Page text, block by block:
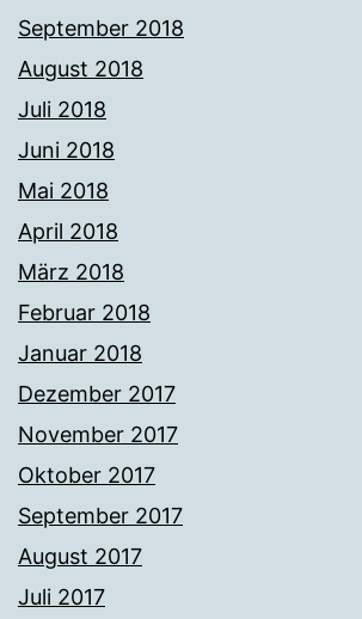
September 2018
August 2018
Juli 2018
Juni 2018
Mai 2018
April 2018
März 2018
Februar 2018
Januar 2018
Dezember 2017
November 2017
Oktober 2017
September 2017
August 2017
Juli 2017